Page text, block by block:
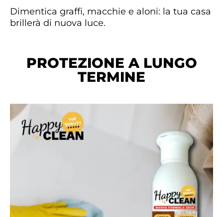
Dimentica graffi, macchie e aloni: la tua casa
brillerà di nuova luce.
PROTEZIONE A LUNGO
TERMINE